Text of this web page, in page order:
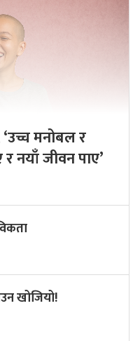
मनोबल र
नयाँ जीवन पाए’
खोजियो!